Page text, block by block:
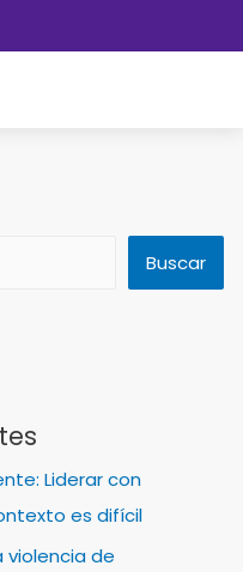
Buscar
Liderar con
es difícil
violencia de